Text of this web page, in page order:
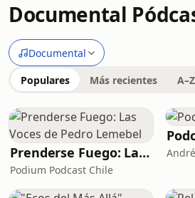
Documental
Documental
Populares Más recientes A–Z
Prenderse Fuego: Las Voces de Pedro Lemebel
Podium Podcast Chile